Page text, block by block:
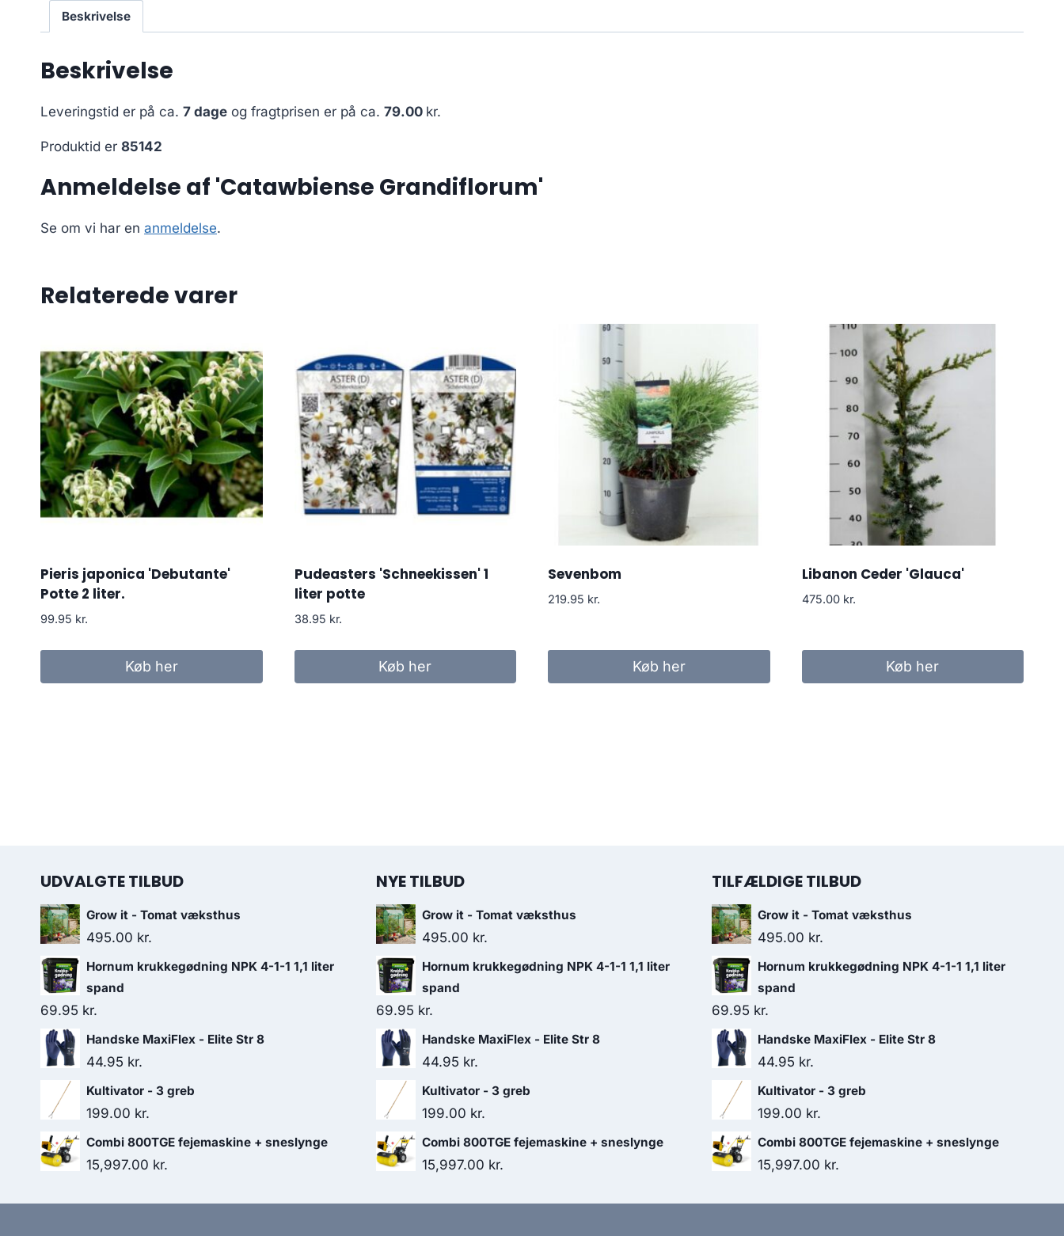
Beskrivelse
Beskrivelse
Leveringstid er på ca. 7 dage og fragtprisen er på ca. 79.00 kr.
Produktid er 85142
Anmeldelse af 'Catawbiense Grandiflorum'
Se om vi har en anmeldelse.
Relaterede varer
Pieris japonica 'Debutante'
Potte 2 liter.
99.95 kr.
Køb her
Pudeasters 'Schneekissen' 1
liter potte
38.95 kr.
Køb her
Sevenbom
219.95 kr.
Køb her
Libanon Ceder 'Glauca'
475.00 kr.
Køb her
UDVALGTE TILBUD
Grow it - Tomat væksthus
495.00 kr.
Hornum krukkegødning NPK 4-1-1 1,1 liter
spand
69.95 kr.
Handske MaxiFlex - Elite Str 8
44.95 kr.
Kultivator - 3 greb
199.00 kr.
Combi 800TGE fejemaskine + sneslynge
15,997.00 kr.
NYE TILBUD
Grow it - Tomat væksthus
495.00 kr.
Hornum krukkegødning NPK 4-1-1 1,1 liter
spand
69.95 kr.
Handske MaxiFlex - Elite Str 8
44.95 kr.
Kultivator - 3 greb
199.00 kr.
Combi 800TGE fejemaskine + sneslynge
15,997.00 kr.
TILFÆLDIGE TILBUD
Grow it - Tomat væksthus
495.00 kr.
Hornum krukkegødning NPK 4-1-1 1,1 liter
spand
69.95 kr.
Handske MaxiFlex - Elite Str 8
44.95 kr.
Kultivator - 3 greb
199.00 kr.
Combi 800TGE fejemaskine + sneslynge
15,997.00 kr.